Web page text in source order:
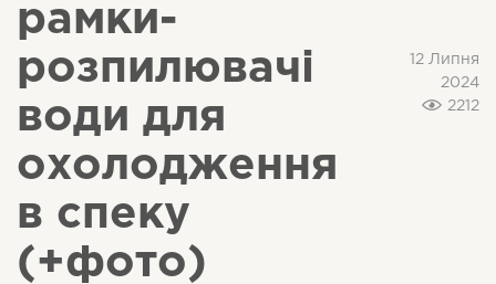
рамки-
розпилювачі
води для
охолодження
в спеку
(+фото)
12 Липня
2024
2212